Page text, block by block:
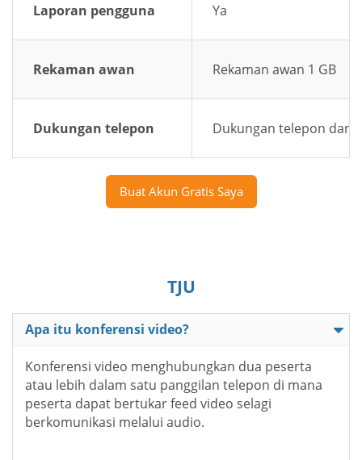
Laporan pengguna Ya
Rekaman awan Rekaman awan 1 GB
Dukungan telepon Dukungan telepon dan
Buat Akun Gratis Saya
TJU
Apa itu konferensi video?
Konferensi video menghubungkan dua peserta
atau lebih dalam satu panggilan telepon di mana
peserta dapat bertukar feed video selagi
berkomunikasi melalui audio.